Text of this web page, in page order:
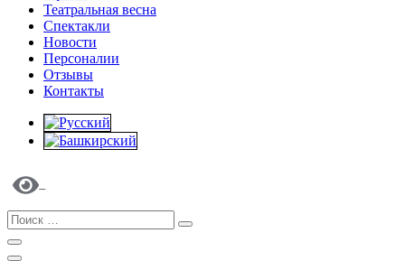
Театральная весна
Спектакли
Новости
Персоналии
Отзывы
Контакты